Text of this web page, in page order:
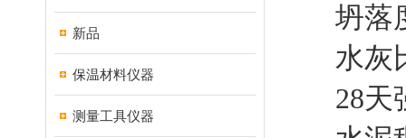
新品
保温材料仪器
测量工具仪器
坍落
水灰
28天